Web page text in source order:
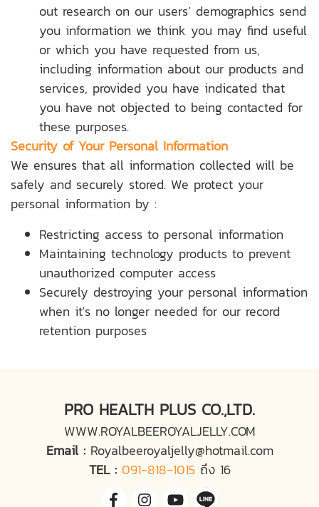
out research on our users’ demographics send
you information we think you may find useful
or which you have requested from us,
including information about our products and
services, provided you have indicated that
you have not objected to being contacted for
these purposes.
Security of Your Personal Information
We ensures that all information collected will be
safely and securely stored. We protect your
personal information by :
Restricting access to personal information
Maintaining technology products to prevent
unauthorized computer access
Securely destroying your personal information
when it's no longer needed for our record
retention purposes
PRO HEALTH PLUS CO.,LTD.
WWW.ROYALBEEROYALJELLY.COM
Email :Royalbeeroyaljelly@hotmail.com
TEL : 091-818-1015ถึง 16